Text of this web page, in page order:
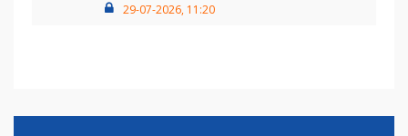
29-07-2026, 11:20